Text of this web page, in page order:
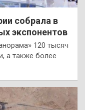
собрала в
экспонентов
120 тысяч
а также более